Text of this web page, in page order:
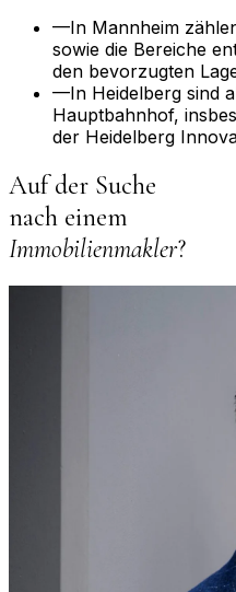
—In Mannheim
sowie die Bereiche
den bevorzugten
—In Heidelberg sind
Hauptbahnhof,
der Heidelberg
Auf der Suche
nach einem
Immobilienmakler?